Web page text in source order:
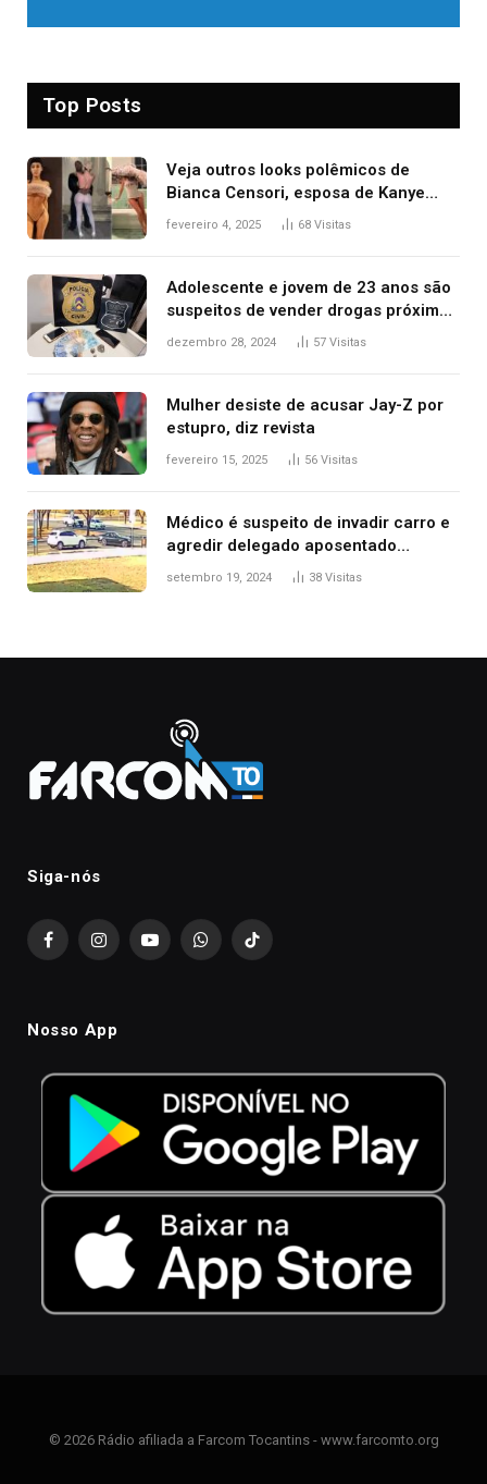
Top Posts
Veja outros looks polêmicos de
Bianca Censori, esposa de Kanye
West que apareceu nua no Grammy
fevereiro 4, 2025 68 Visitas
Adolescente e jovem de 23 anos são
suspeitos de vender drogas próximo
de delegacia e escola, diz polícia
dezembro 28, 2024 57 Visitas
Mulher desiste de acusar Jay-Z por
estupro, diz revista
fevereiro 15, 2025 56 Visitas
Médico é suspeito de invadir carro e
agredir delegado aposentado
durante confusão no trânsito
setembro 19, 2024 38 Visitas
Siga-nós
FacebookInstagramYouTubeWhatsAppTikTok
Nosso App
© 2026 Rádio afiliada a Farcom Tocantins - www.farcomto.org